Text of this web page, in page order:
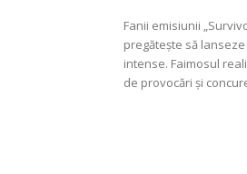
Fanii emisiunii
pregătește să
intense. Faimosul
de provocări și